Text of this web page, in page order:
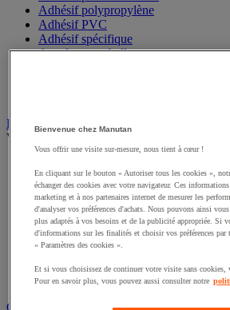
Adhésif personnalisable
Adhésif polypropylène
Adhésif PVC
Adhésif spécifique
Bac
Voir toute la catégorie
Accessoires pour bac
Bac à bec
Bac de rangement
Bac de transport
Bac gerbable
Bac norme Europe
Bac pliant
Bac-tiroirs
Bienvenue chez Manutan
Vous offrir une visite sur-mesure, nous tient à cœur !
En cliquant sur le bouton « Autoriser tous les cookies »,
échanger des cookies avec votre navigateur. Ces
marketing et à nos partenaires internet de mesurer les
d'analyser vos préférences d'achats. Nous pouvons ainsi
plus adaptés à vos besoins et de la publicité appropriée. Si
d'informations sur les finalités et choisir vos préférences par
« Paramètres des cookies ».
Et si vous choisissez de continuer votre visite sans cookies,
Pour en savoir plus, vous pouvez aussi consulter notre